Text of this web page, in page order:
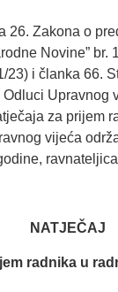
26. Zakona o
Novine” br.
23) i članka 66.
Upravnog
za prijem
vijeća
NATJEČAJ
radnika u